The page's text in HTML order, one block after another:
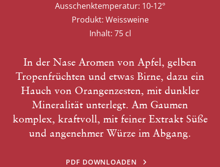
Ausschenktemperatur: 10-12°
Produkt: Weissweine
Inhalt: 75 cl
In der Nase Aromen von Apfel, gelben
Tropenfrüchten und etwas Birne, dazu ein
Hauch von Orangenzesten, mit dunkler
Mineralität unterlegt. Am Gaumen
komplex, kraftvoll, mit feiner Extrakt Süße
und angenehmer Würze im Abgang.
PDF DOWNLOADEN